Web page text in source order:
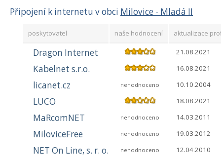
Připojení k internetu v obci Milovice - Mladá II
poskytovatel naše hodnocení aktualizace
Dragon Internet 21.08.2021
Kabelnet s.r.o. 16.08.2021
licanet.cz nehodnoceno 10.10.2004
LUCO 18.08.2021
MaRcomNET nehodnoceno 14.03.2011
MiloviceFree nehodnoceno 19.03.2012
NET On Line, s. r. o. nehodnoceno 12.04.2010